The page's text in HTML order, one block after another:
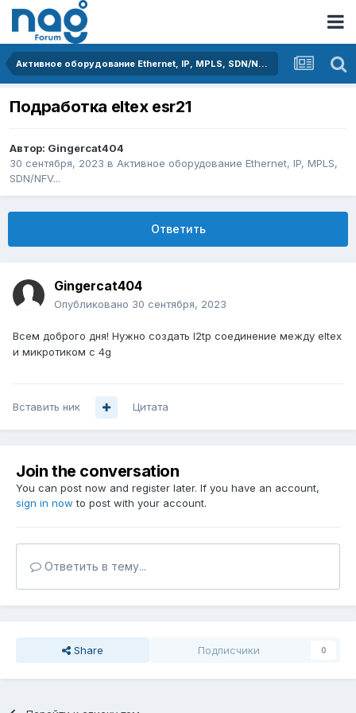
Активное оборудование Ethernet, IP, MPLS, SDN/NFV...
Подработка eltex esr21
Автор: Gingercat404
30 сентября, 2023 в Активное оборудование Ethernet, IP, MPLS,
SDN/NFV...
Ответить
Gingercat404
Опубликовано 30 сентября, 2023
Всем доброго дня! Нужно создать l2tp соединение между eltex
и микротиком с 4g
Вставить ник Цитата
Join the conversation
You can post now and register later. If you have an account,
sign in now to post with your account.
Ответить в тему...
Share Подписчики 0